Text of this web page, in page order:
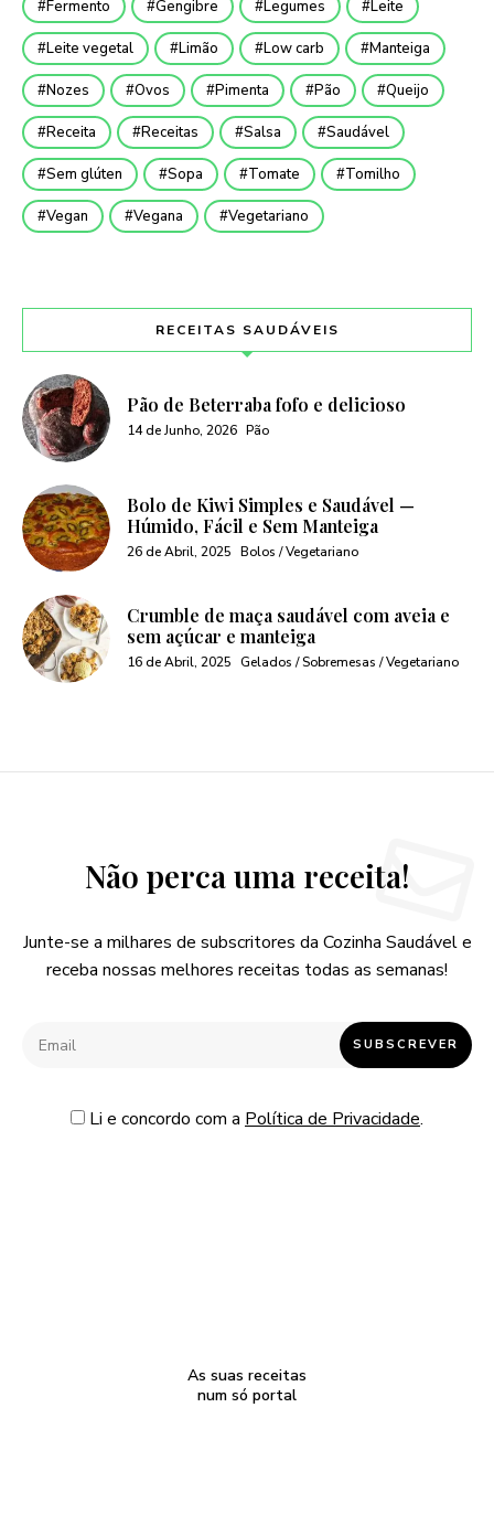
Fermento Gengibre Legumes Leite
Leite vegetal Limão Low carb Manteiga
Nozes Ovos Pimenta Pão Queijo
Receita Receitas Salsa Saudável
Sem glúten Sopa Tomate Tomilho
Vegan Vegana Vegetariano
RECEITAS SAUDÁVEIS
Pão de Beterraba fofo e delicioso
14 de Junho, 2026 Pão
Bolo de Kiwi Simples e Saudável —
Húmido, Fácil e Sem Manteiga
26 de Abril, 2025 Bolos / Vegetariano
Crumble de maça saudável com aveia e
sem açúcar e manteiga
16 de Abril, 2025 Gelados / Sobremesas / Vegetariano
Não perca uma receita!
Junte-se a milhares de subscritores da Cozinha Saudável e
receba nossas melhores receitas todas as semanas!
Li e concordo com a Política de Privacidade.
As suas receitas
num só portal